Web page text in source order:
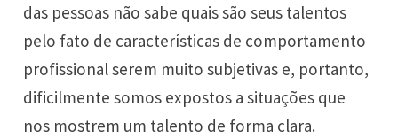
das pessoas não sabe quais são seus talentos
pelo fato de características de comportamento
profissional serem muito subjetivas e, portanto,
dificilmente somos expostos a situações que
nos mostrem um talento de forma clara.